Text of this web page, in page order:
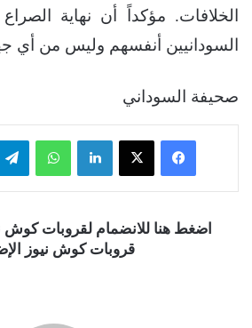
الخلافات. مؤكداً أن نهاية
السودانيين أنفسهم وليس من أي
صحيفة السوداني
فيسبوك ‫X لينكدإن واتساب
اضغط هنا للانضمام لقروبات
قروبات كوش نيوز